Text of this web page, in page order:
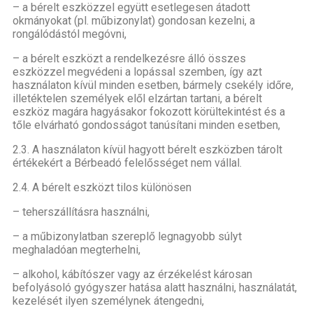
– a bérelt eszközzel együtt esetlegesen átadott
okmányokat (pl. műbizonylat) gondosan kezelni, a
rongálódástól megóvni,
– a bérelt eszközt a rendelkezésre álló összes
eszközzel megvédeni a lopással szemben, így azt
használaton kívül minden esetben, bármely csekély időre,
illetéktelen személyek elől elzártan tartani, a bérelt
eszköz magára hagyásakor fokozott körültekintést és a
tőle elvárható gondosságot tanúsítani minden esetben,
2.3. A használaton kívül hagyott bérelt eszközben tárolt
értékekért a Bérbeadó felelősséget nem vállal.
2.4. A bérelt eszközt tilos különösen
– teherszállításra használni,
– a műbizonylatban szereplő legnagyobb súlyt
meghaladóan megterhelni,
– alkohol, kábítószer vagy az érzékelést károsan
befolyásoló gyógyszer hatása alatt használni, használatát,
kezelését ilyen személynek átengedni,